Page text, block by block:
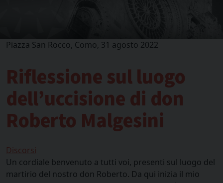
Piazza San Rocco, Como, 31 agosto 2022
Riflessione sul luogo
dell’uccisione di don
Roberto Malgesini
Discorsi
Un cordiale benvenuto a tutti voi, presenti sul luogo del
martirio del nostro don Roberto. Da qui inizia il mio